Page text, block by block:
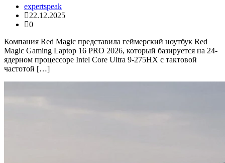
expertspeak
22.12.2025
0
Компания Red Magic представила геймерский ноутбук Red
Magic Gaming Laptop 16 PRO 2026, который базируется на 24-
ядерном процессоре Intel Core Ultra 9-275HX с тактовой
частотой […]